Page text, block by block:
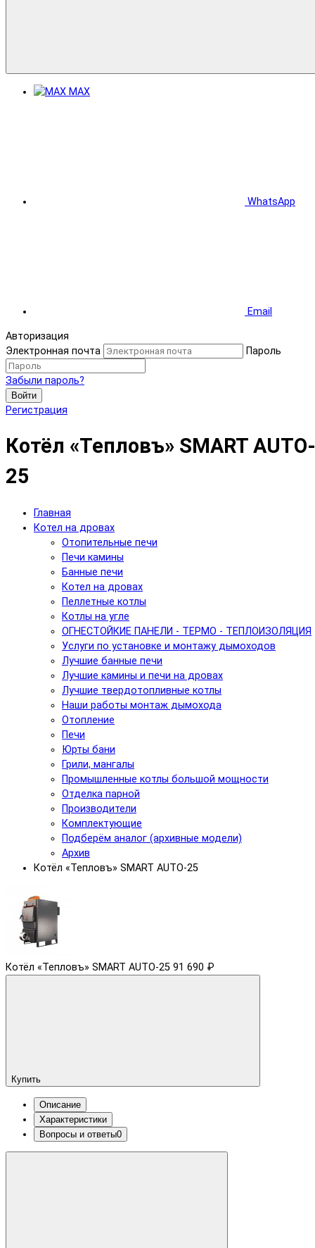
MAX
WhatsApp
Email
Авторизация
Электронная почта
Пароль
Забыли пароль?
Войти
Регистрация
Котёл «Тепловъ» SMART AUTO-
25
Главная
Котел на дровах
Отопительные печи
Печи камины
Банные печи
Котел на дровах
Пеллетные котлы
Котлы на угле
ОГНЕСТОЙКИЕ ПАНЕЛИ - ТЕРМО - ТЕПЛОИЗОЛЯЦИЯ
Услуги по установке и монтажу дымоходов
Лучшие банные печи
Лучшие камины и печи на дровах
Лучшие твердотопливные котлы
Наши работы монтаж дымохода
Отопление
Печи
Юрты бани
Грили, мангалы
Промышленные котлы большой мощности
Отделка парной
Производители
Комплектующие
Подберём аналог (архивные модели)
Архив
Котёл «Тепловъ» SMART AUTO-25
Котёл «Тепловъ» SMART AUTO-25 91 690 ₽
Купить
Описание
Характеристики
Вопросы и ответы0